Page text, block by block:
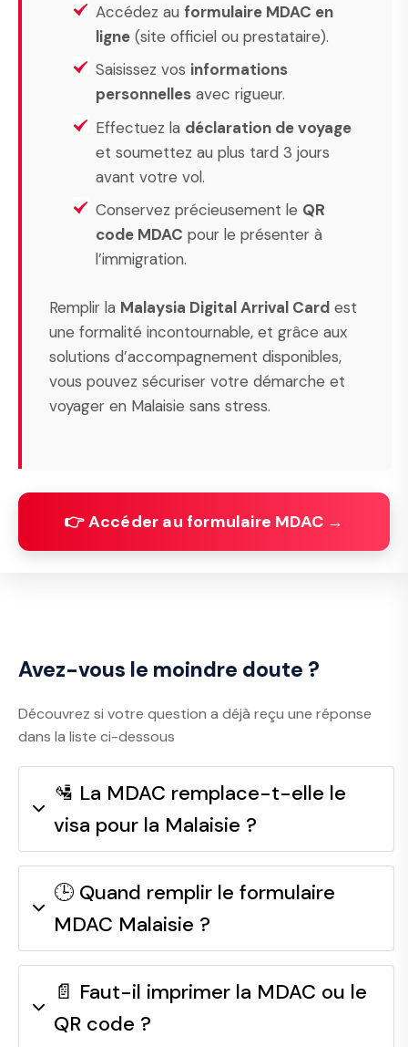
Accédez au formulaire MDAC en
ligne (site officiel ou prestataire).
Saisissez vos informations
personnelles avec rigueur.
Effectuez la déclaration de voyage
et soumettez au plus tard 3 jours
avant votre vol.
Conservez précieusement le QR
code MDAC pour le présenter à
l’immigration.
Remplir la Malaysia Digital Arrival Card est
une formalité incontournable, et grâce aux
solutions d’accompagnement disponibles,
vous pouvez sécuriser votre démarche et
voyager en Malaisie sans stress.
👉 Accéder au formulaire MDAC →
Avez-vous le moindre doute ?
Découvrez si votre question a déjà reçu une réponse
dans la liste ci-dessous
🛂 La MDAC remplace-t-elle le
visa pour la Malaisie ?
🕒 Quand remplir le formulaire
MDAC Malaisie ?
📄 Faut-il imprimer la MDAC ou le
QR code ?